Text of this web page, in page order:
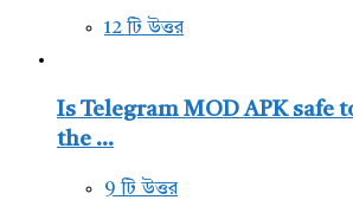
12 টি উত্তর
Is Telegram MOD APK safe
the ...
9 টি উত্তর